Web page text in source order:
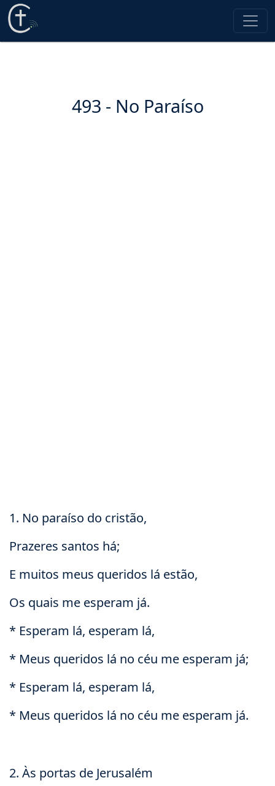
493 - No Paraíso
1. No paraíso do cristão,
Prazeres santos há;
E muitos meus queridos lá estão,
Os quais me esperam já.
* Esperam lá, esperam lá,
* Meus queridos lá no céu me esperam já;
* Esperam lá, esperam lá,
* Meus queridos lá no céu me esperam já.
2. Às portas de Jerusalém